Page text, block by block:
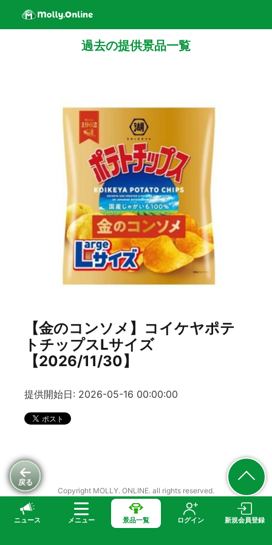
ニュース メニュー 景品一覧 ログイン 新規会員登録
戻る
過去の提供景品一覧
【金のコンソメ】コイケヤポテ
トチップスLサイズ
【2026/11/30】
提供開始日: 2026-05-16 00:00:00
Copyright MOLLY. ONLINE. all rights reserved.